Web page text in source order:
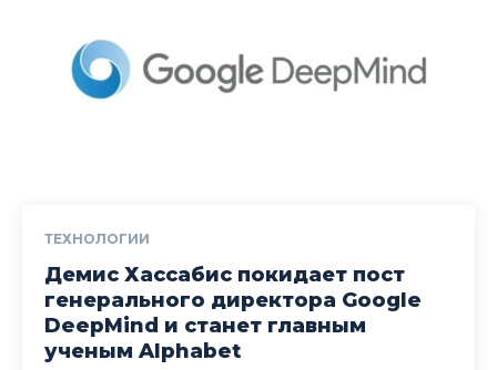
ТЕХНОЛОГИИ
Демис Хассабис покидает пост
генерального директора Google
DeepMind и станет главным
ученым Alphabet